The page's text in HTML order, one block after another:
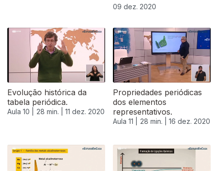
09 dez. 2020
Evolução histórica da
tabela periódica.
Aula 10 | 28 min. | 11 dez. 2020
Propriedades periódicas
dos elementos
representativos.
Aula 11 | 28 min. | 16 dez. 2020
512066